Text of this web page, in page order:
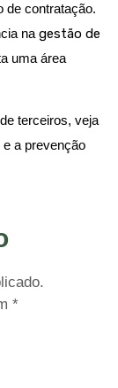
de contratação.
na gestão de
uma área
terceiros, veja
e a prevenção
*